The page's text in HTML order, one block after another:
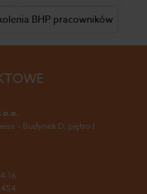
BHP pracowników
o.o.
– Budynek D, piętro I
16